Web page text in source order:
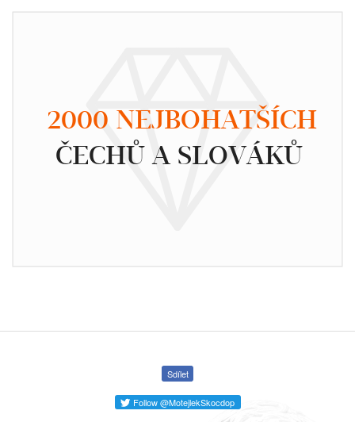
2000 NEJBOHATŠÍCH
ČECHŮ A SLOVÁKŮ
Sdílet
Follow @MotejlekSkocdop